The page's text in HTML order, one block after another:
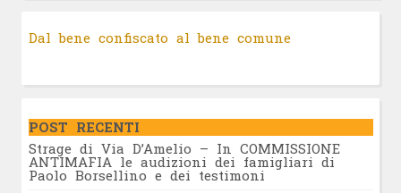
Dal bene confiscato al bene comune
POST RECENTI
Strage di Via D’Amelio – In COMMISSIONE
ANTIMAFIA le audizioni dei famigliari di
Paolo Borsellino e dei testimoni